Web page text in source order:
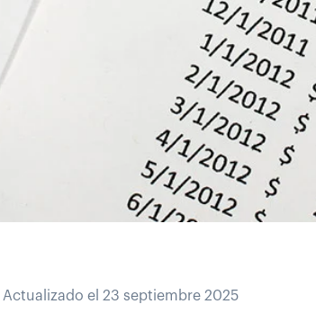
Actualizado el 23 septiembre 2025